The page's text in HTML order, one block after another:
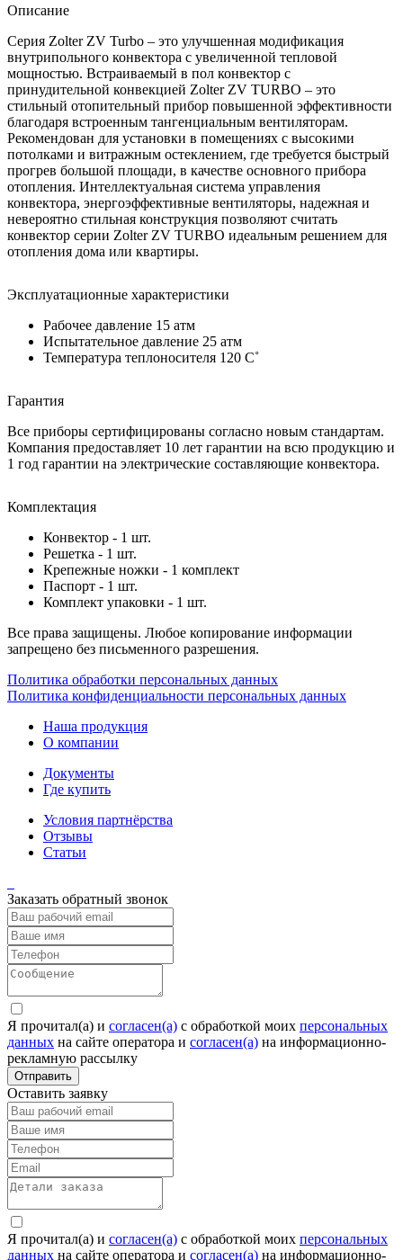
Описание
Серия Zolter ZV Turbo – это улучшенная модификация
внутрипольного конвектора с увеличенной тепловой
мощностью. Встраиваемый в пол конвектор с
принудительной конвекцией Zolter ZV TURBO – это
стильный отопительный прибор повышенной эффективности
благодаря встроенным тангенциальным вентиляторам.
Рекомендован для установки в помещениях с высокими
потолками и витражным остеклением, где требуется быстрый
прогрев большой площади, в качестве основного прибора
отопления. Интеллектуальная система управления
конвектора, энергоэффективные вентиляторы, надежная и
невероятно стильная конструкция позволяют считать
конвектор серии Zolter ZV TURBO идеальным решением для
отопления дома или квартиры.
Эксплуатационные характеристики
Рабочее давление 15 атм
Испытательное давление 25 атм
Температура теплоносителя 120 C˚
Гарантия
Все приборы сертифицированы согласно новым стандартам.
Компания предоставляет 10 лет гарантии на всю продукцию и
1 год гарантии на электрические составляющие конвектора.
Комплектация
Конвектор - 1 шт.
Решетка - 1 шт.
Крепежные ножки - 1 комплект
Паспорт - 1 шт.
Комплект упаковки - 1 шт.
Все права защищены. Любое копирование информации
запрещено без письменного разрешения.
Политика обработки персональных данных
Политика конфиденциальности персональных данных
Наша продукция
О компании
Документы
Где купить
Условия партнёрства
Отзывы
Статьи
Заказать обратный звонок
Я прочитал(а) и согласен(а) c обработкой моих персональных
данных на сайте оператора и согласен(а) на информационно-
рекламную рассылку
Отправить
Оставить заявку
Я прочитал(а) и согласен(а) c обработкой моих персональных
данных на сайте оператора и согласен(а) на информационно-